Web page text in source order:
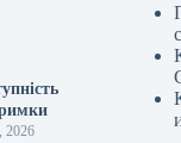
2026